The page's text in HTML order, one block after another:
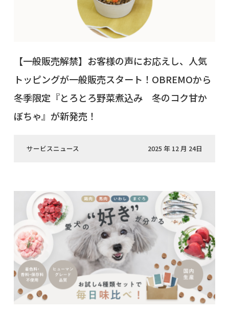
【一般販売解禁】お客様の声にお応えし、人気
トッピングが一般販売スタート！OBREMOから
冬季限定『とろとろ野菜煮込み 冬のコク甘か
ぼちゃ』が新発売！
サービスニュース 2025 年 12 月 24日